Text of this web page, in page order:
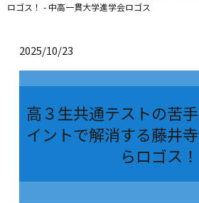
ロゴス！ - 中高一貫大学進学会ロゴス
2025/10/23
高３生共通テストの苦
イントで解消する藤井
らロゴス！